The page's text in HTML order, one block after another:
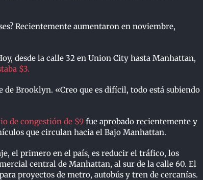
Recientemente aumentaron en noviembre,
desde la calle 32 en Union City hasta Manhattan,
$3.
Brooklyn. «Creo que es difícil, todo está subiendo
de congestión de $9 fue aprobado recientemente y
que circulan hacia el Bajo Manhattan.
el primero en el país, es reducir el tráfico, los
central de Manhattan, al sur de la calle 60. El
proyectos de metro, autobús y tren de cercanías.